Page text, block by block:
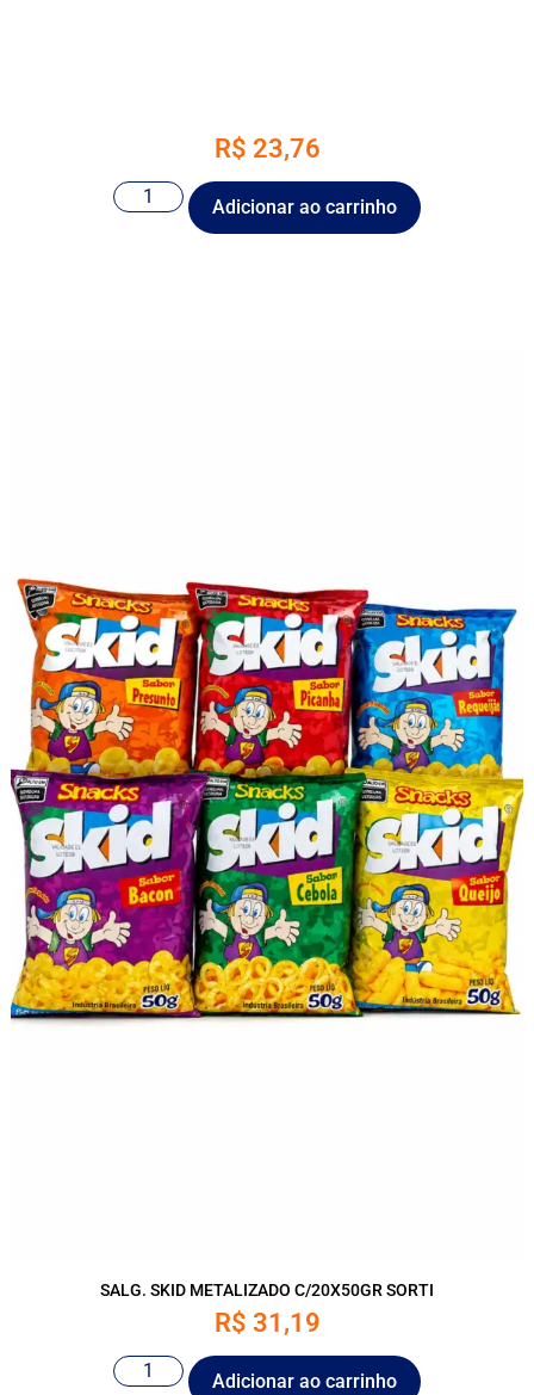
R$ 23,76
Adicionar ao carrinho
SALG. SKID METALIZADO C/20X50GR SORTI
R$ 31,19
Adicionar ao carrinho